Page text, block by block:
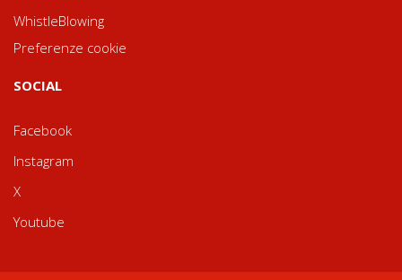
WhistleBlowing
Preferenze cookie
SOCIAL
Facebook
Instagram
X
Youtube